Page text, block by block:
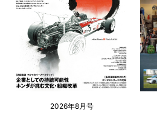
2026年8月号